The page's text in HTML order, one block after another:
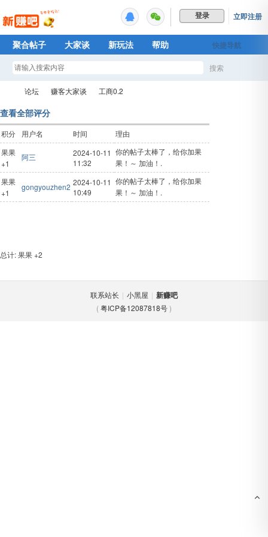
登录 立即注册
快捷导航
聚合帖子 大家谈 新玩法
帮助
Plus权益
搜索
新
赚
›
论坛
›
赚客大家谈
›
工商0.2
查看全部评分
积分 用户名 时间
理由
果果
+1
阿三
2024-10-11
11:32
你的帖子太棒了，给你加果
果！～ 加油！.
果果
+1
gongyouzhen2 2024-10-11
10:49
你的帖子太棒了，给你加果
果！～ 加油！.
总计: 果果 +2
联系站长 | 小黑屋 | 新赚吧
(粤ICP备12087818号)